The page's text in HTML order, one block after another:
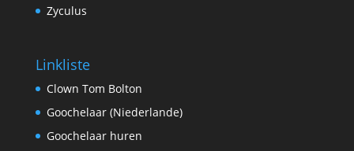
Zyculus
Linkliste
Clown Tom Bolton
Goochelaar (Niederlande)
Goochelaar huren